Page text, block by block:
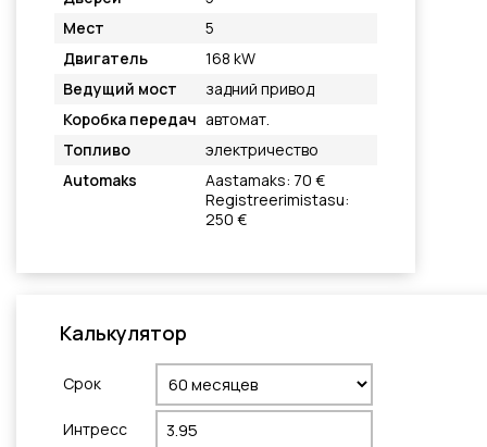
Мест
5
Двигатель
168 kW
Ведущий мост
задний привод
Коробка передач автомат.
Топливо
электричество
Automaks
Aastamaks: 70 €
Registreerimistasu:
250 €
Калькулятор
Cрок
Интресс